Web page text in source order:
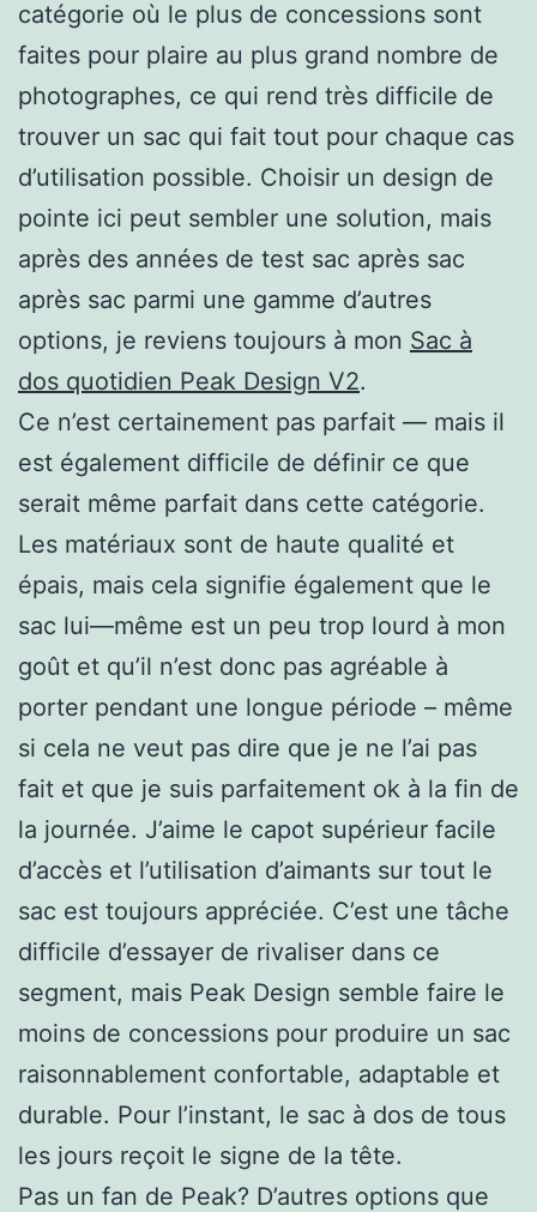
catégorie où le plus de concessions sont
faites pour plaire au plus grand nombre de
photographes, ce qui rend très difficile de
trouver un sac qui fait tout pour chaque cas
d’utilisation possible. Choisir un design de
pointe ici peut sembler une solution, mais
après des années de test sac après sac
après sac parmi une gamme d’autres
options, je reviens toujours à mon Sac à
dos quotidien Peak Design V2.
Ce n’est certainement pas parfait — mais il
est également difficile de définir ce que
serait même parfait dans cette catégorie.
Les matériaux sont de haute qualité et
épais, mais cela signifie également que le
sac lui—même est un peu trop lourd à mon
goût et qu’il n’est donc pas agréable à
porter pendant une longue période – même
si cela ne veut pas dire que je ne l’ai pas
fait et que je suis parfaitement ok à la fin de
la journée. J’aime le capot supérieur facile
d’accès et l’utilisation d’aimants sur tout le
sac est toujours appréciée. C’est une tâche
difficile d’essayer de rivaliser dans ce
segment, mais Peak Design semble faire le
moins de concessions pour produire un sac
raisonnablement confortable, adaptable et
durable. Pour l’instant, le sac à dos de tous
les jours reçoit le signe de la tête.
Pas un fan de Peak? D’autres options que